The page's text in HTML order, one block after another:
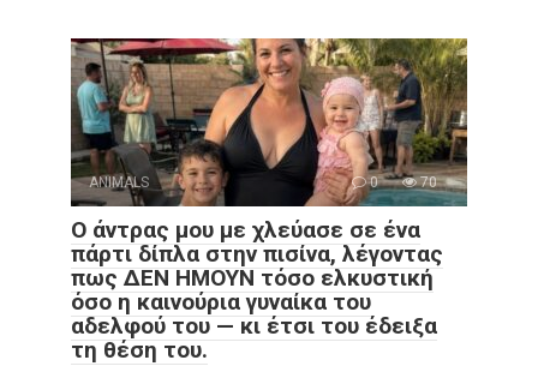
ANIMALS 0 70
Ο άντρας μου με χλεύασε σε ένα
πάρτι δίπλα στην πισίνα, λέγοντας
πως ΔΕΝ ΗΜΟΥΝ τόσο ελκυστική
όσο η καινούρια γυναίκα του
αδελφού του — κι έτσι του έδειξα
τη θέση του.